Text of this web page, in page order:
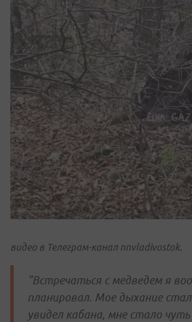
видео в Телеграм-канал nnvladivostok.
"Встречаться с медведем я
планировал. Мое дыхание
увидел кабана, мне стало чуть